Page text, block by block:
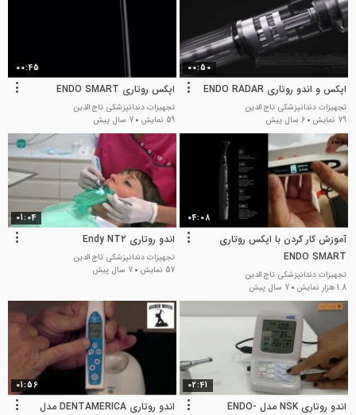
00:50
اپکس و اندو روتاری ENDO RADAR
تجهیزات دندانپزشکی تاج الدین
79 نمایش
6 سال پیش
00:45
اپکس روتاری ENDO SMART
تجهیزات دندانپزشکی تاج الدین
59 نمایش
7 سال پیش
04:08
آموزش کار کردن با اپکس روتاری
ENDO SMART
تجهیزات دندانپزشکی تاج الدین
1.8 هزار نمایش
7 سال پیش
01:04
اندو روتاری Endy NT2
تجهیزات دندانپزشکی تاج الدین
57 نمایش
7 سال پیش
02:41
اندو روتاری NSK مدل ENDO-
01:56
اندو روتاری DENTAMERICA مدل